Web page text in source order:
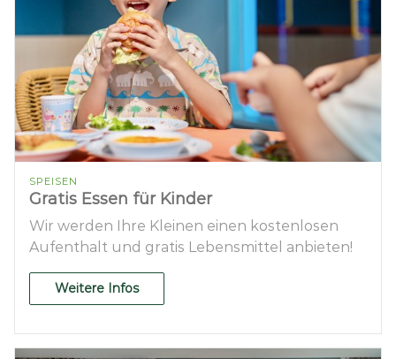
SPEISEN
Gratis Essen für Kinder
Wir werden Ihre Kleinen einen kostenlosen
Aufenthalt und gratis Lebensmittel anbieten!
Weitere Infos